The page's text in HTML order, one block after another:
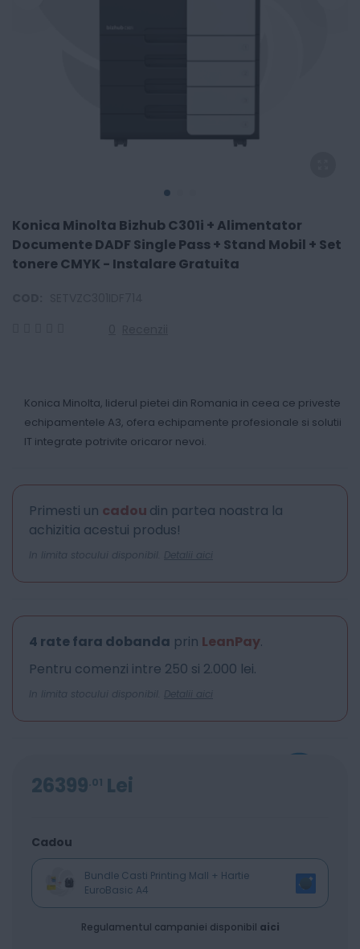
Konica Minolta Bizhub C301i + Alimentator
Documente DADF Single Pass + Stand Mobil + Set
tonere CMYK - Instalare Gratuita
Konica Minolta, liderul pietei din Romania in ceea ce priveste
echipamentele A3, ofera echipamente profesionale si solutii
IT integrate potrivite oricaror nevoi.
Primesti un cadou din partea noastra la
achizitia acestui produs!
In limita stocului disponibil. Detalii aici
4 rate fara dobanda prin LeanPay.
Pentru comenzi intre 250 si 2.000 lei.
In limita stocului disponibil. Detalii aici
26399 01 Lei
Cadou
Bundle Casti Printing Mall + Hartie
EuroBasic A4
Regulamentul campaniei disponibil aici